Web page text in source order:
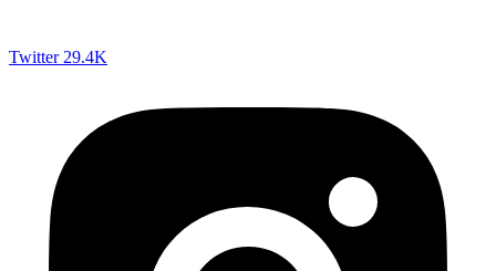
Twitter 29.4K